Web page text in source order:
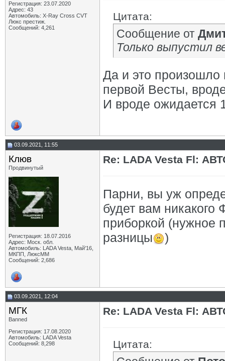
Регистрация: 23.07.2020
Адрес: 43
Автомобиль: X-Ray Cross CVT
Люкс престиж.
Сообщений: 4,261
Цитата:
Сообщение от
Только выпустил
Да и это произошло
первой Весты,
И вроде ожидается
03.09.2021, 11:55
Клюв
Продвинутый
Регистрация: 18.07.2016
Адрес: Моск. обл.
Автомобиль: LADA Vesta, Май'16,
МКПП, ЛюксММ
Сообщений: 2,686
Re: LADA Vesta Fl:
Парни, вы уж
будет вам
приборкой (нужное
разницы
)
03.09.2021, 12:04
МГК
Banned
Регистрация: 17.08.2020
Автомобиль: LADA Vesta
Сообщений: 8,298
Re: LADA Vesta Fl:
Цитата: